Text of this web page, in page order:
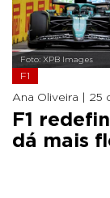
Foto: XPB Images
F1
Ana Oliveira | 25
F1
dá mais